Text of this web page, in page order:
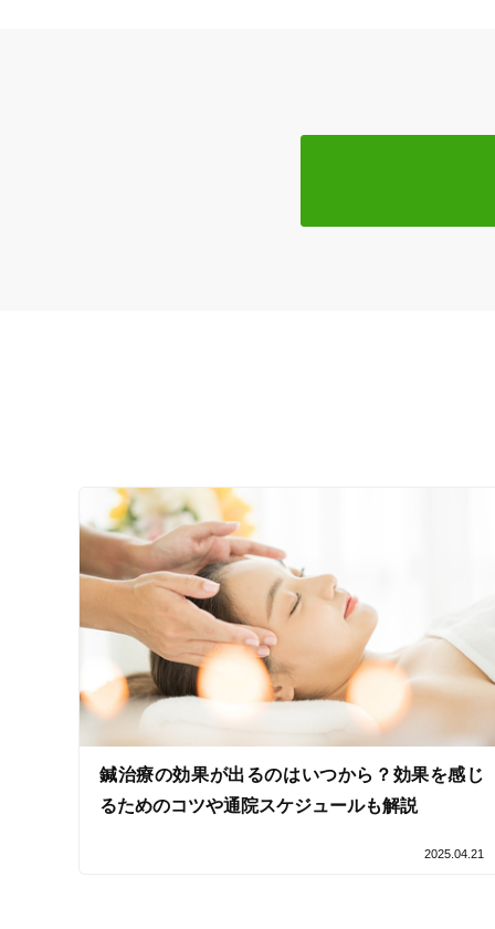
鍼治療の効果が出るのはいつから？効果を感じ
るためのコツや通院スケジュールも解説
2025.04.21